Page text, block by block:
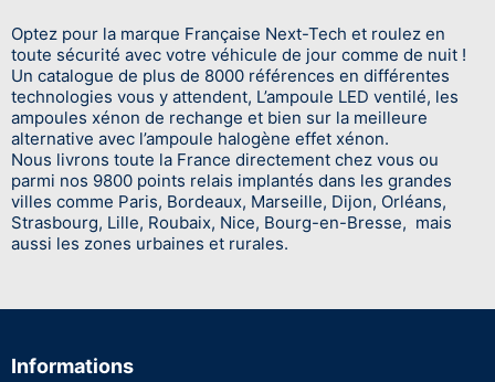
Optez pour la marque Française Next-Tech et roulez en
toute sécurité avec votre véhicule de jour comme de nuit !
Un catalogue de plus de 8000 références en différentes
technologies vous y attendent, L’ampoule LED ventilé, les
ampoules xénon de rechange et bien sur la meilleure
alternative avec l’ampoule halogène effet xénon.
Nous livrons toute la France directement chez vous ou
parmi nos 9800 points relais implantés dans les grandes
villes comme Paris, Bordeaux, Marseille, Dijon, Orléans,
Strasbourg, Lille, Roubaix, Nice, Bourg-en-Bresse, mais
aussi les zones urbaines et rurales.
Informations